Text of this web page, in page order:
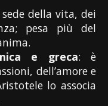
della vita, dei
pesa più del
e greca: è
dell’amore e
lo associa